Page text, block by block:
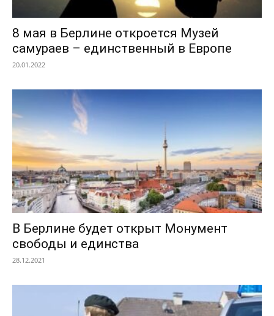
8 мая в Берлине откроется Музей
самураев – единственный в Европе
20.01.2022
В Берлине будет открыт Монумент
свободы и единства
28.12.2021